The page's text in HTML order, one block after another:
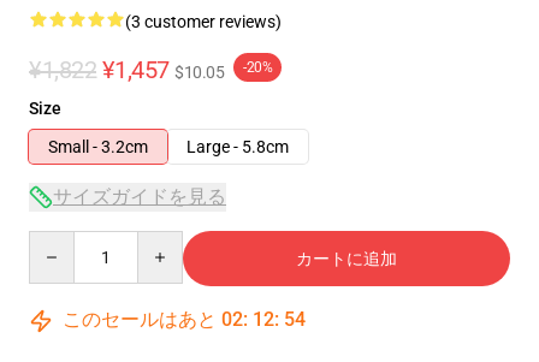
(3 customer reviews)
¥1,822 ¥1,457 $10.05 -20%
Size
Small - 3.2cm
Large - 5.8cm
サイズガイドを見る
カートに追加
このセールはあと 02: 12: 54